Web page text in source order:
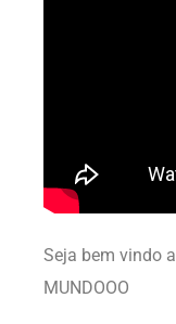
Seja bem vindo
MUNDOOO